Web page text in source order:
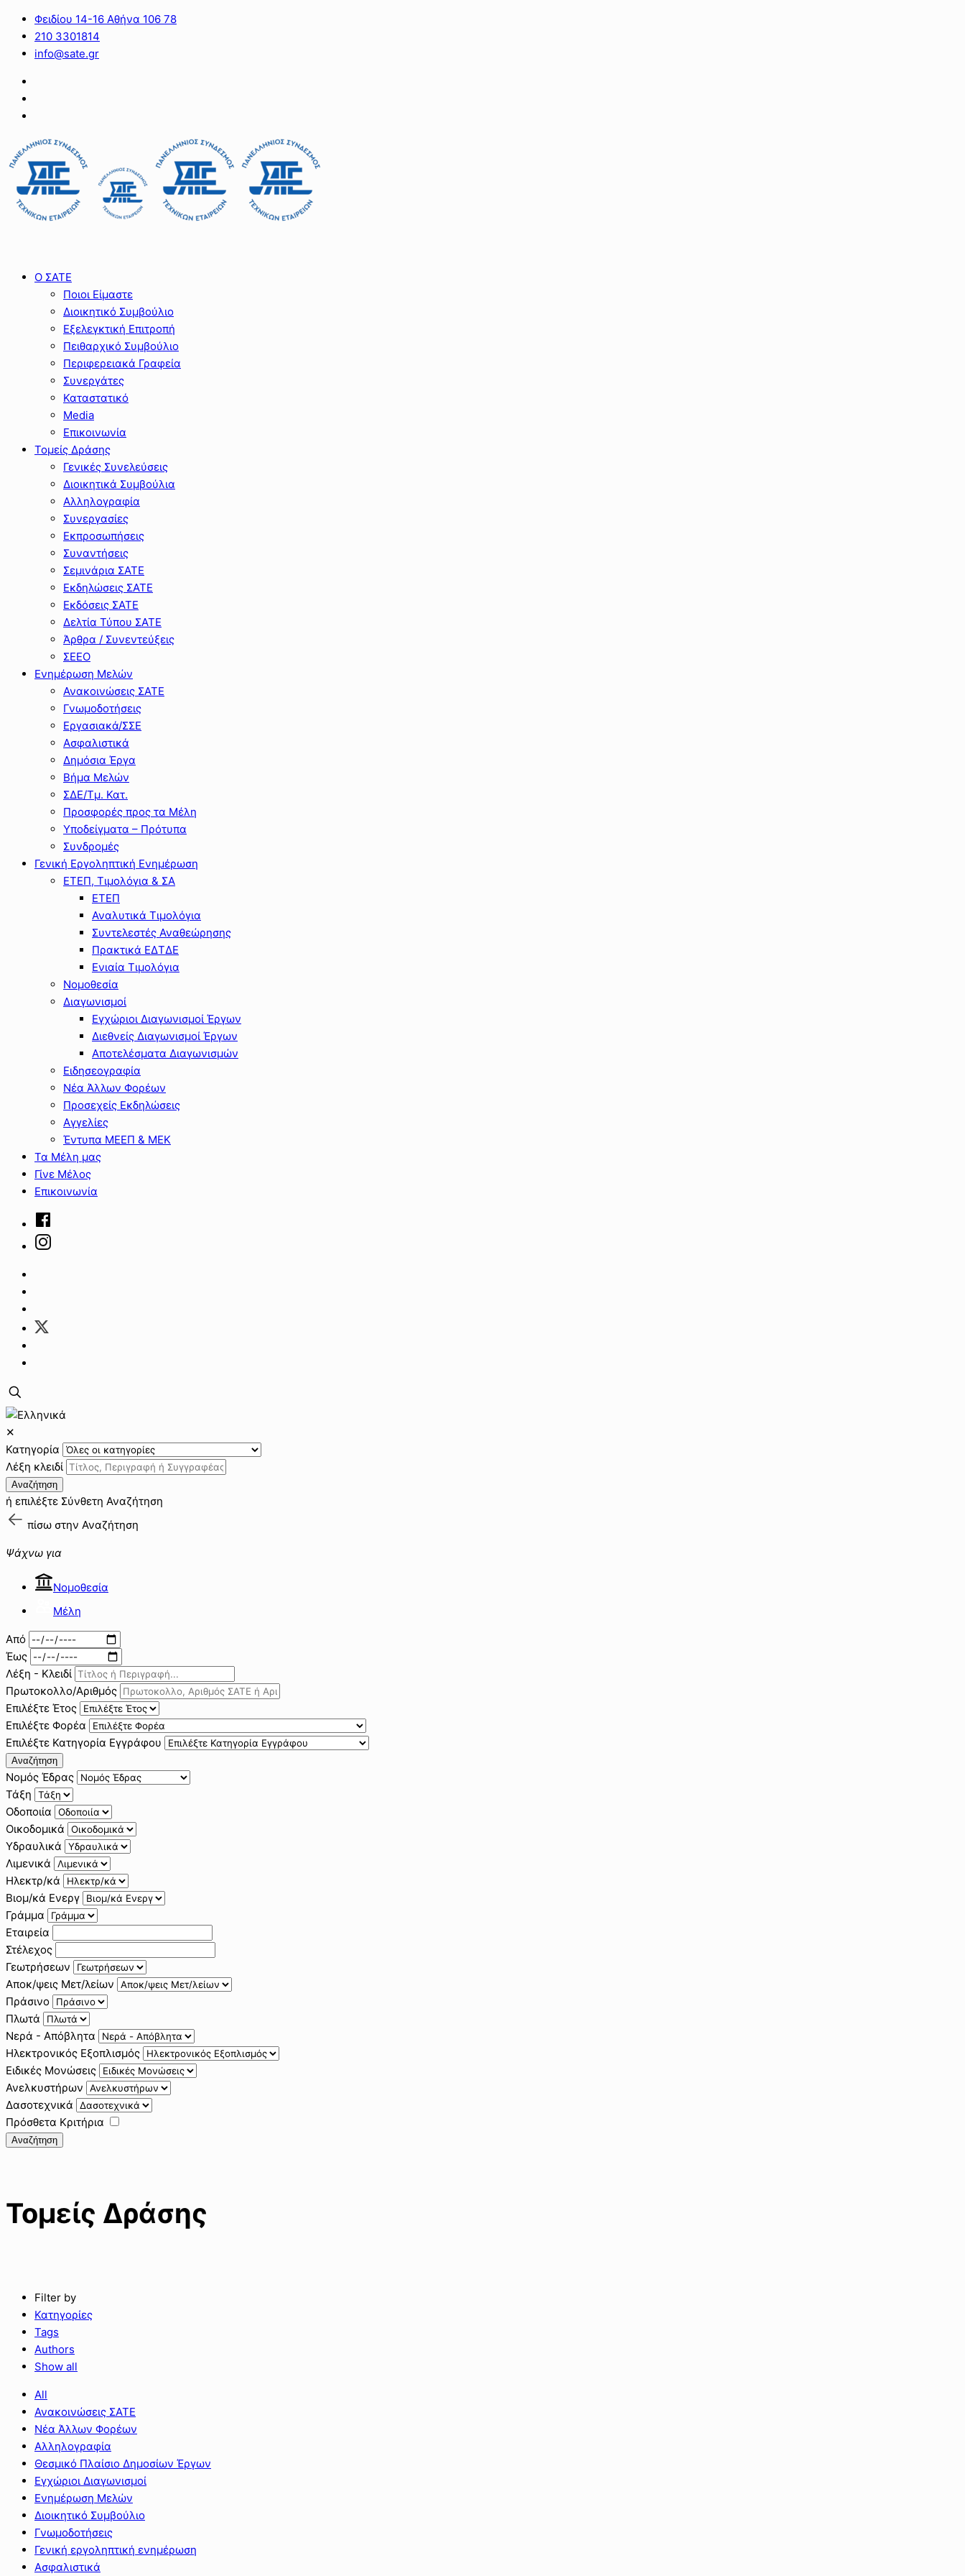
Φειδίου 14-16 Αθήνα 106 78
210 3301814
info@sate.gr
Ο ΣΑΤΕ
Ποιοι Είμαστε
Διοικητικό Συμβούλιο
Εξελεγκτική Επιτροπή
Πειθαρχικό Συμβούλιο
Περιφερειακά Γραφεία
Συνεργάτες
Καταστατικό
Media
Επικοινωνία
Τομείς Δράσης
Γενικές Συνελεύσεις
Διοικητικά Συμβούλια
Αλληλογραφία
Συνεργασίες
Εκπροσωπήσεις
Συναντήσεις
Σεμινάρια ΣΑΤΕ
Εκδηλώσεις ΣΑΤΕ
Εκδόσεις ΣΑΤΕ
Δελτία Τύπου ΣΑΤΕ
Άρθρα / Συνεντεύξεις
ΣΕΕΟ
Ενημέρωση Μελών
Ανακοινώσεις ΣΑΤΕ
Γνωμοδοτήσεις
Εργασιακά/ΣΣΕ
Ασφαλιστικά
Δημόσια Έργα
Βήμα Μελών
ΣΔΕ/Τμ. Κατ.
Προσφορές προς τα Μέλη
Υποδείγματα – Πρότυπα
Συνδρομές
Γενική Εργοληπτική Ενημέρωση
ΕΤΕΠ, Τιμολόγια & ΣΑ
ΕΤΕΠ
Αναλυτικά Τιμολόγια
Συντελεστές Αναθεώρησης
Πρακτικά ΕΔΤΔΕ
Ενιαία Τιμολόγια
Νομοθεσία
Διαγωνισμοί
Εγχώριοι Διαγωνισμοί Έργων
Διεθνείς Διαγωνισμοί Έργων
Αποτελέσματα Διαγωνισμών
Ειδησεογραφία
Νέα Άλλων Φορέων
Προσεχείς Εκδηλώσεις
Αγγελίες
Έντυπα ΜΕΕΠ & ΜΕΚ
Τα Μέλη μας
Γίνε Μέλος
Επικοινωνία
✕
Κατηγορία
Λέξη κλειδί
Αναζήτηση
ή επιλέξτε Σύνθετη Αναζήτηση
πίσω στην Αναζήτηση
Ψάχνω για
Νομοθεσία
Μέλη
Από
Έως
Λέξη - Κλειδί
Πρωτοκολλο/Αριθμός
Επιλέξτε Έτος
Επιλέξτε Φορέα
Επιλέξτε Κατηγορία Εγγράφου
Αναζήτηση
Νομός Έδρας
Τάξη
Οδοποιία
Οικοδομικά
Υδραυλικά
Λιμενικά
Ηλεκτρ/κά
Βιομ/κά Ενεργ
Γράμμα
Εταιρεία
Στέλεχος
Γεωτρήσεων
Αποκ/ψεις Μετ/λείων
Πράσινο
Πλωτά
Νερά - Απόβλητα
Ηλεκτρονικός Εξοπλισμός
Ειδικές Μονώσεις
Ανελκυστήρων
Δασοτεχνικά
Πρόσθετα Κριτήρια
Αναζήτηση
Τομείς Δράσης
Filter by
Κατηγορίες
Tags
Authors
Show all
All
Ανακοινώσεις ΣΑΤΕ
Νέα Άλλων Φορέων
Αλληλογραφία
Θεσμικό Πλαίσιο Δημοσίων Έργων
Εγχώριοι Διαγωνισμοί
Ενημέρωση Μελών
Διοικητικό Συμβούλιο
Γνωμοδοτήσεις
Γενική εργοληπτική ενημέρωση
Ασφαλιστικά